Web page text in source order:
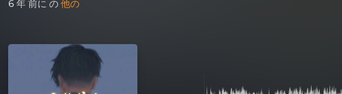
6 年 前に の 他の